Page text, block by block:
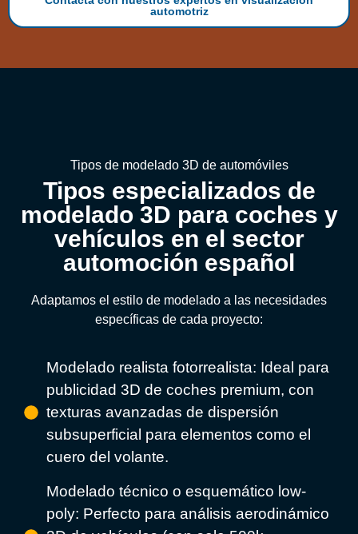
automotriz
Tipos de modelado 3D de automóviles
Tipos especializados de
modelado 3D para coches y
vehículos en el sector
automoción español
Adaptamos el estilo de modelado a las necesidades
específicas de cada proyecto:
Modelado realista fotorrealista: Ideal para
publicidad 3D de coches premium, con
texturas avanzadas de dispersión
subsuperficial para elementos como el
cuero del volante.
Modelado técnico o esquemático low-
poly: Perfecto para análisis aerodinámico